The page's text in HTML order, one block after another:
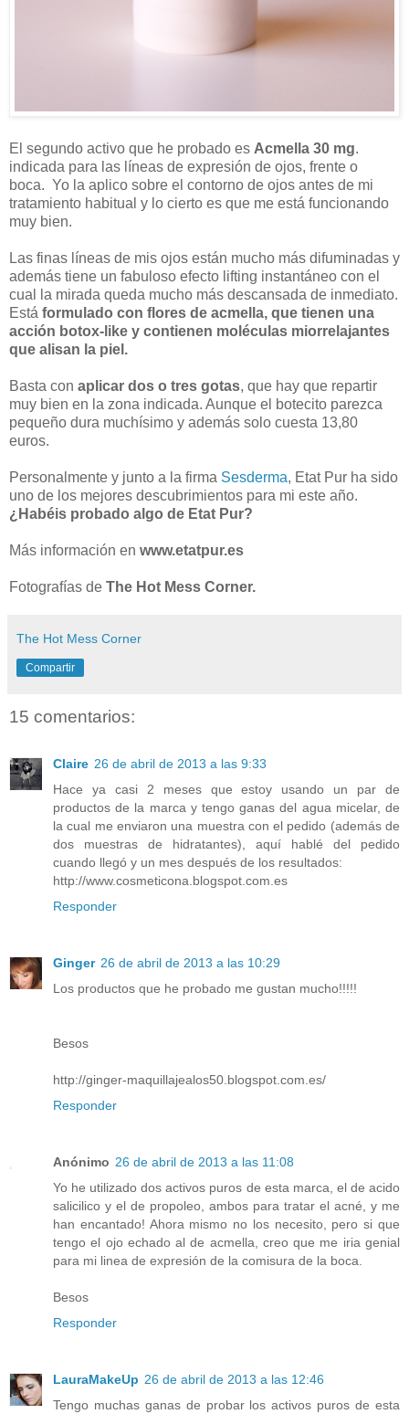
El segundo activo que he probado es Acmella 30 mg.
indicada para las líneas de expresión de ojos, frente o
boca. Yo la aplico sobre el contorno de ojos antes de mi
tratamiento habitual y lo cierto es que me está funcionando
muy bien.
Las finas líneas de mis ojos están mucho más difuminadas y
además tiene un fabuloso efecto lifting instantáneo con el
cual la mirada queda mucho más descansada de inmediato.
Está formulado con flores de acmella, que tienen una
acción botox-like y contienen moléculas miorrelajantes
que alisan la piel.
Basta con aplicar dos o tres gotas, que hay que repartir
muy bien en la zona indicada. Aunque el botecito parezca
pequeño dura muchísimo y además solo cuesta 13,80
euros.
Personalmente y junto a la firma Sesderma, Etat Pur ha sido
uno de los mejores descubrimientos para mi este año.
¿Habéis probado algo de Etat Pur?
Más información en www.etatpur.es
Fotografías de The Hot Mess Corner.
The Hot Mess Corner
Compartir
15 comentarios:
Claire 26 de abril de 2013 a las 9:33
Hace ya casi 2 meses que estoy usando un par de
productos de la marca y tengo ganas del agua micelar, de
la cual me enviaron una muestra con el pedido (además de
dos muestras de hidratantes), aquí hablé del pedido
cuando llegó y un mes después de los resultados:
http://www.cosmeticona.blogspot.com.es
Responder
Ginger 26 de abril de 2013 a las 10:29
Los productos que he probado me gustan mucho!!!!!
Besos
http://ginger-maquillajealos50.blogspot.com.es/
Responder
Anónimo 26 de abril de 2013 a las 11:08
Yo he utilizado dos activos puros de esta marca, el de acido
salicilico y el de propoleo, ambos para tratar el acné, y me
han encantado! Ahora mismo no los necesito, pero si que
tengo el ojo echado al de acmella, creo que me iria genial
para mi linea de expresión de la comisura de la boca.
Besos
Responder
LauraMakeUp 26 de abril de 2013 a las 12:46
Tengo muchas ganas de probar los activos puros de esta